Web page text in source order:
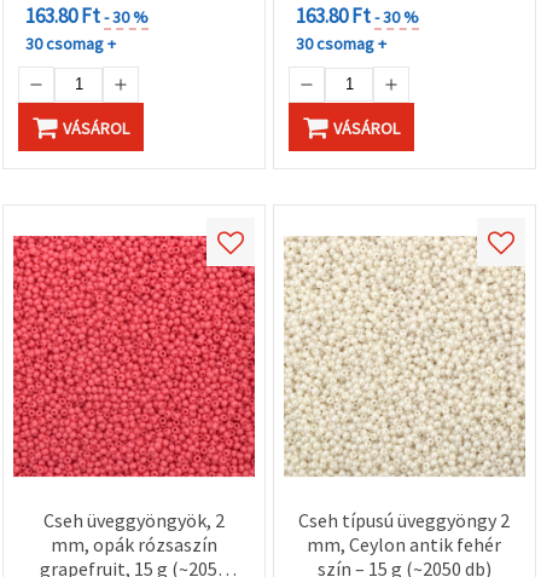
163.80 Ft- 30 %
30 csomag +
VÁSÁROL
163.80 Ft- 30 %
30 csomag +
VÁSÁROL
Cseh üveggyöngyök, 2
mm, opák rózsaszín
grapefruit, 15 g (~2050
Cseh típusú üveggyöngy 2
mm, Ceylon antik fehér
szín – 15 g (~2050 db)